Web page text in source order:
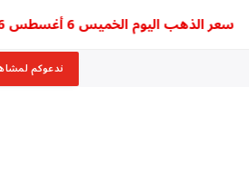
سعر الذهب اليوم الخميس 6 أغسطس 2026 يقفز عالميا والأسواق تترقب مفاجآت جديدة
ندعوكم